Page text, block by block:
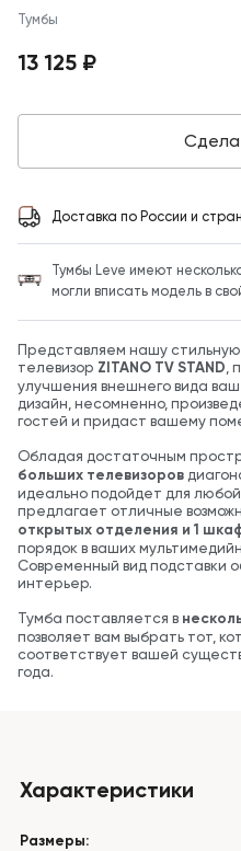
Тумбы
13 125 ₽
Доставка по России и
Тумбы Leve имеют
могли вписать модель в
Представляем нашу
телевизор ZITANO TV STAND ,
улучшения внешнего вида
дизайн, несомненно,
гостей и придаст вашему
Обладая достаточным
больших телевизоров
идеально подойдет для
предлагает отличные
открытых отделения и 1
порядок в ваших
Современный вид подставки
интерьер.
Тумба поставляется в
позволяет вам выбрать тот,
соответствует вашей
года.
Характеристики
Размеры: